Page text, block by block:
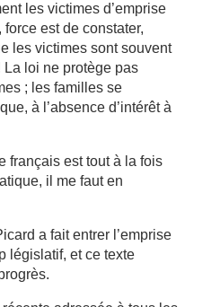
les victimes d’emprise
est de constater,
les victimes sont souvent
La loi ne protège pas
; les familles se
à l’absence d’intérêt à
français est tout à la fois
il me faut en
a fait entrer l’emprise
législatif, et ce texte